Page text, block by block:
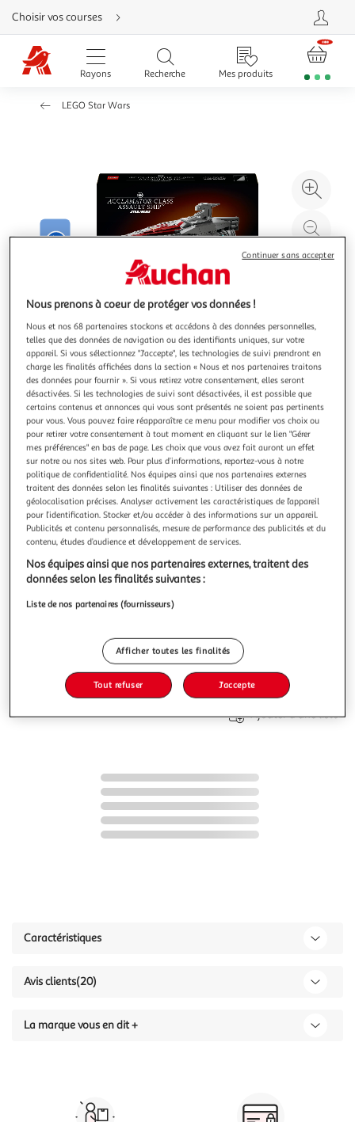
Aller
directement
au
contenu
Aller
directement
Aller
d'aide
Choisir vos courses
Rayons Recherche Mes produits
LEGO Star Wars
à
à
Illustration
précédente suivante
Meilleure venteVoir conditions
4.8 (20)
LEGO
Star Wars 75404 Le transport d’assaut de classe
Acclamator - Maquette pour adulte
Dès 18 ans - Contient 450 pièces
En savoir +
Retrait 1h en magasin
Paiement en ligne ·Service offert
42,99€
Ajouter au panier
Ajouter à une liste
Caractéristiques
Avis clients(20)
La marque vous en dit +
Nous prenons à coeur de protéger vos données !
Nous et nos 68 partenaires stockons et accédons à des données personnelles,
telles que des données de navigation ou des identifiants uniques, sur votre
appareil. Si vous sélectionnez "J'accepte", les technologies de suivi prendront en
charge les finalités affichées dans la section « Nous et nos partenaires traitons
des données pour fournir ». Si vous retirez votre consentement, elles seront
désactivées. Si les technologies de suivi sont désactivées, il est possible que
certains contenus et annonces qui vous sont présentés ne soient pas pertinents
pour vous. Vous pouvez faire réapparaître ce menu pour modifier vos choix ou
pour retirer votre consentement à tout moment en cliquant sur le lien "Gérer
mes préférences" en bas de page. Les choix que vous avez fait auront un effet
sur notre ou nos sites web. Pour plus d’informations, reportez-vous à notre
politique de confidentialité. Nos équipes ainsi que nos partenaires externes
traitent des données selon les finalités suivantes : Utiliser des données de
géolocalisation précises. Analyser activement les caractéristiques de l’appareil
pour l’identification. Stocker et/ou accéder à des informations sur un appareil.
Publicités et contenu personnalisés, mesure de performance des publicités et du
contenu, études d’audience et développement de services.
Nos équipes ainsi que nos partenaires externes, traitent des
données selon les finalités suivantes :
Liste de nos partenaires (fournisseurs)
Afficher toutes les finalités
Tout refuser J'accepte
Continuer sans accepter